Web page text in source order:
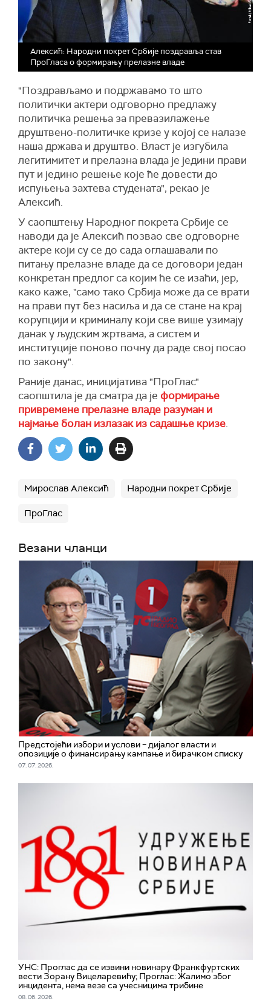
Алексић: Народни покрет Србије поздравља став
ПроГласа о формирању прелазне владе
"Поздрављамо и подржавамо то што
политички актери одговорно предлажу
политичка решења за превазилажење
друштвено-политичке кризе у којој се налазе
наша држава и друштво. Власт је изгубила
легитимитет и прелазна влада је једини прави
пут и једино решење које ће довести до
испуњења захтева студената", рекао је
Алексић.
У саопштењу Народног покрета Србије се
наводи да је Алексић позвао све одговорне
актере који су се до сада оглашавали по
питању прелазне владе да се договори један
конкретан предлог са којим ће се изаћи, јер,
како каже, "само тако Србија може да се врати
на прави пут без насиља и да се стане на крај
корупцији и криминалу који све више узимају
данак у људским жртвама, а систем и
институције поново почну да раде свој посао
по закону".
Раније данас, иницијатива "ПроГлас"
саопштила је да сматра да је формирање
привремене прелазне владе разуман и
најмање болан излазак из садашње кризе.
Мирослав Алексић Народни покрет Србије
ПроГлас
Везани чланци
Предстојећи избори и услови – дијалог власти и
опозиције о финансирању кампање и бирачком списку
07. 07. 2026.
УНС: Проглас да се извини новинару Франкфуртских
вести Зорану Вицеларевићу; Проглас: Жалимо због
инцидента, нема везе са учесницима трибине
08. 06. 2026.